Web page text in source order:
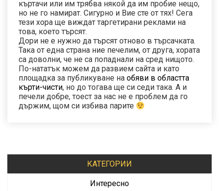
КАТЕГОРИИ
Интересно
къртачи или им трябва някой да им пробие нещо,
но не го намират. Сигурно и Вие сте от тях! Сега
тези хора ще виждат таргетирани реклами на
това, което търсят.
Дори не е нужно да търсят отново в търсачката.
Така от една страна ние печелим, от друга, хората
са доволни, че не са попаднали на сред нищото.
По-нататък можем да развием сайта и като
площадка за публикуване на обяви в областта
кърти-чисти, но до тогава ще си седи така. А и
печели добре, тоест за нас не е проблем да го
държим, щом си избива парите